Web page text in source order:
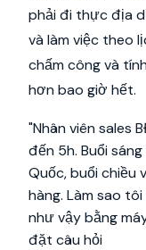
phải đi thực địa
và làm việc theo
chấm công và
hơn bao giờ hết.
"Nhân viên sales
đến 5h. Buổi
Quốc, buổi chiều
hàng. Làm sao
như vậy bằng
đặt câu hỏi